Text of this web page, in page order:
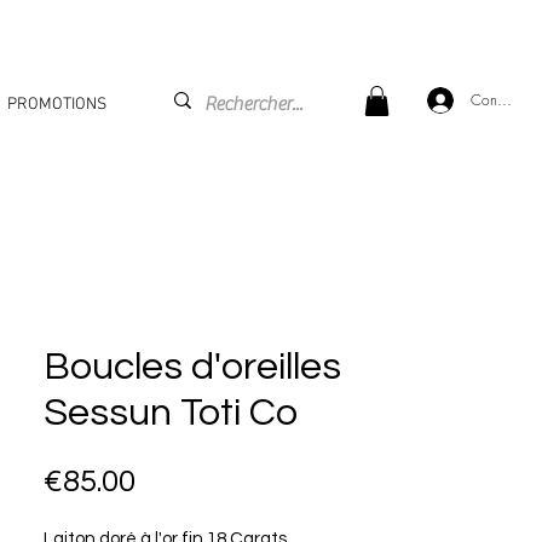
Connexion
PROMOTIONS
Boucles d'oreilles
Sessun Toti Co
€85.00